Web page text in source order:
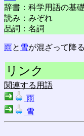
辞書：科学用語の基
読み：みぞれ
品詞：名詞
雨と 雪が混ざって降
リンク
関連する用語
雨
雪